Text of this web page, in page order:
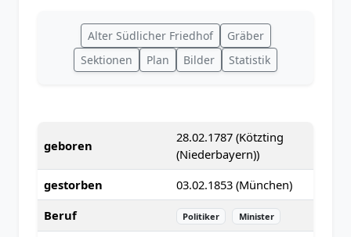
Alter Südlicher Friedhof
Gräber
Sektionen
Plan Bilder Statistik
geboren
28.02.1787 (Kötzting
(Niederbayern))
gestorben
03.02.1853 (München)
Beruf
Politiker Minister